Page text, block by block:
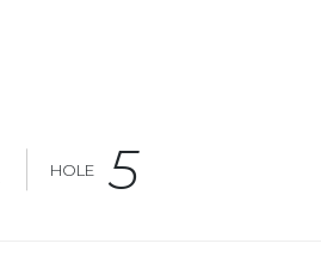
HOLE 5